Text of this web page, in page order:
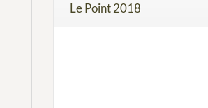
Le Point 2018